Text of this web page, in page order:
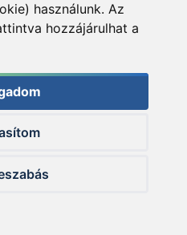
használunk. Az
hozzájárulhat a